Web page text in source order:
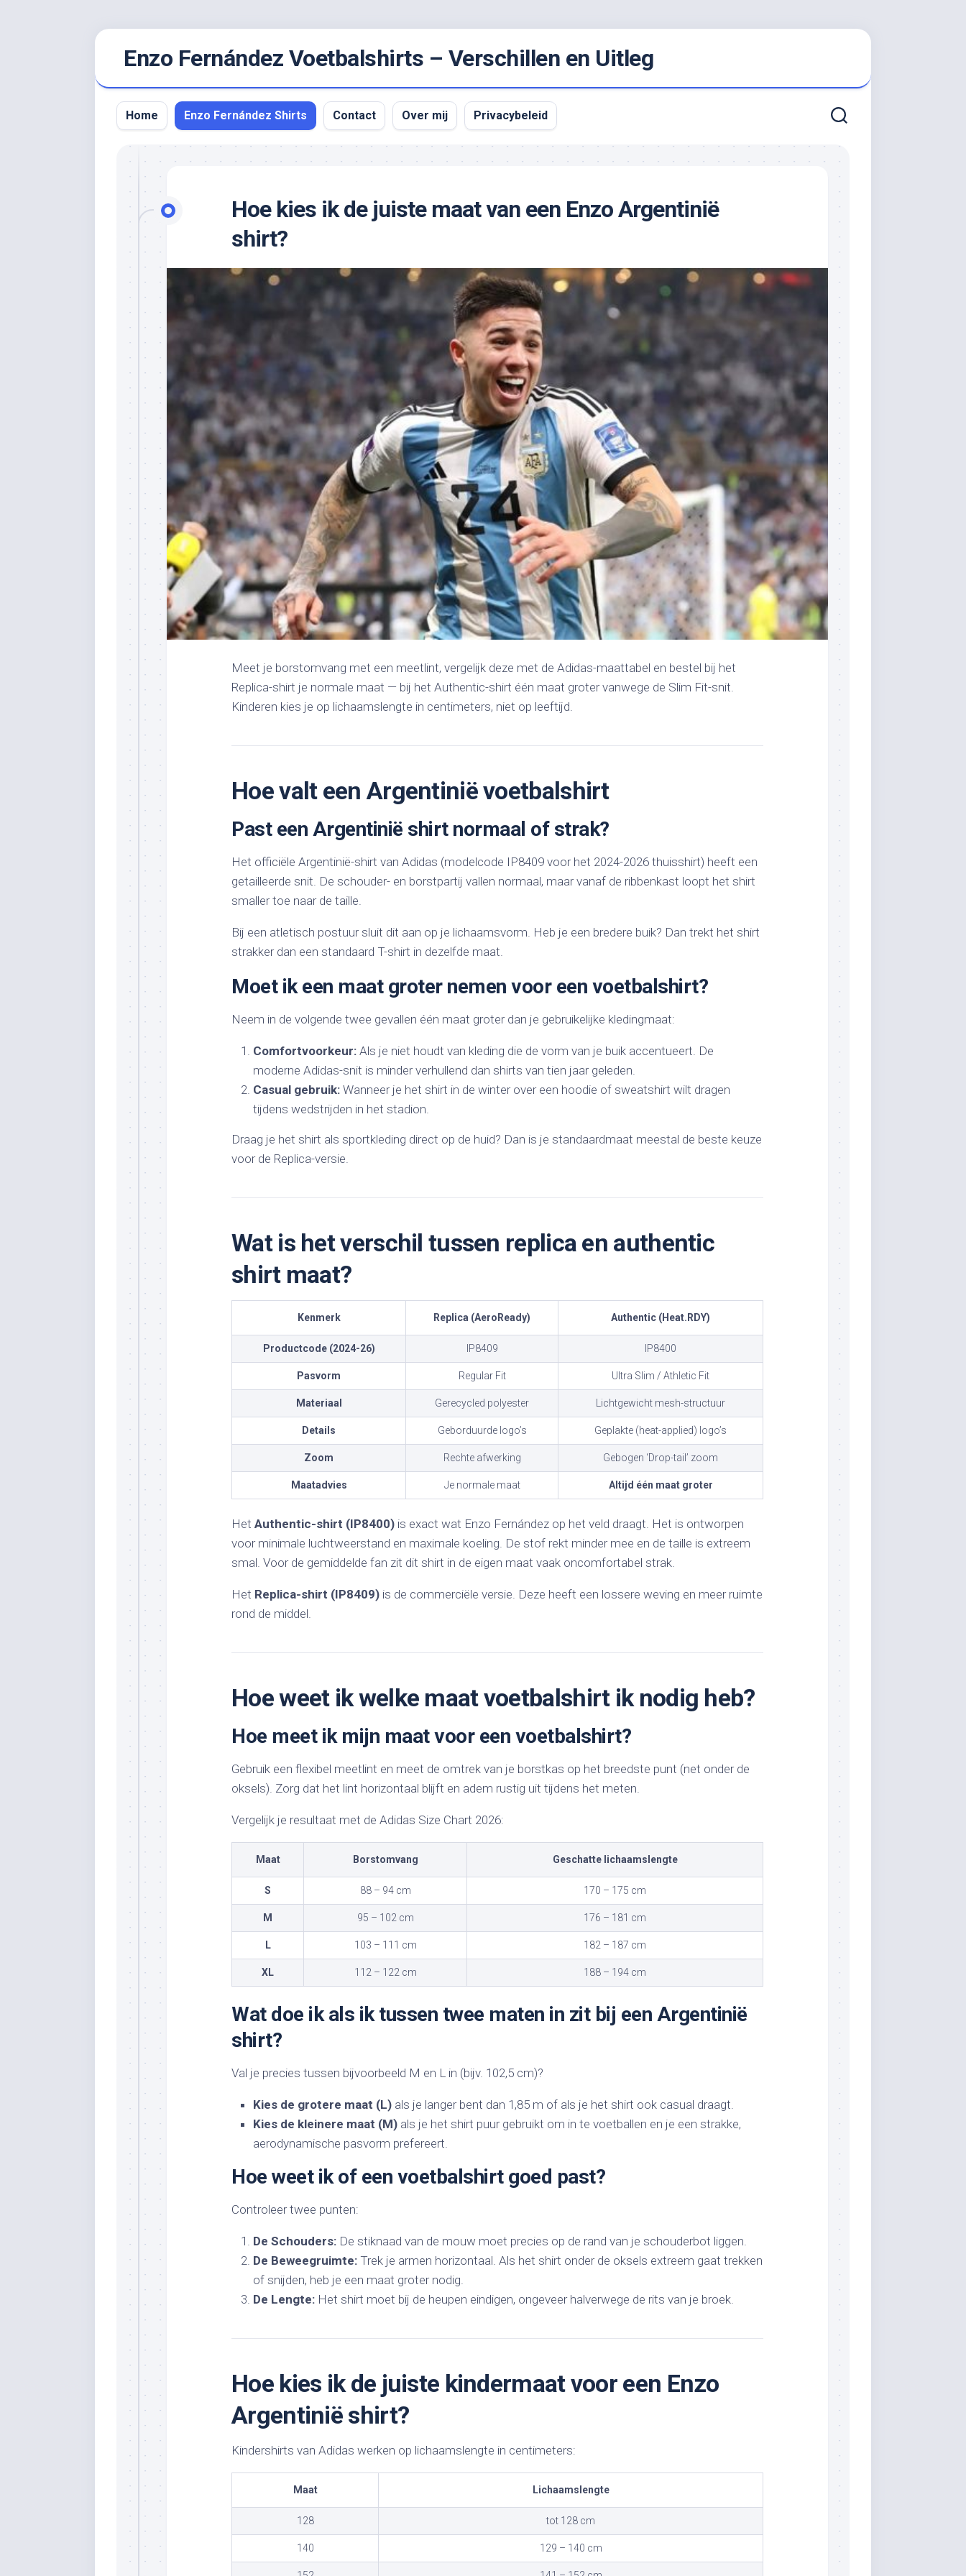
Enzo Fernández Voetbalshirts – Verschillen en Uitleg
Home Enzo Fernández Shirts Contact Over mij Privacybeleid
Hoe kies ik de juiste maat van een Enzo Argentinië
shirt?
Meet je borstomvang met een meetlint, vergelijk deze met de Adidas-maattabel en bestel bij het
Replica-shirt je normale maat — bij het Authentic-shirt één maat groter vanwege de Slim Fit-snit.
Kinderen kies je op lichaamslengte in centimeters, niet op leeftijd.
Hoe valt een Argentinië voetbalshirt
Past een Argentinië shirt normaal of strak?
Het officiële Argentinië-shirt van Adidas (modelcode IP8409 voor het 2024-2026 thuisshirt) heeft een
getailleerde snit. De schouder- en borstpartij vallen normaal, maar vanaf de ribbenkast loopt het shirt
smaller toe naar de taille.
Bij een atletisch postuur sluit dit aan op je lichaamsvorm. Heb je een bredere buik? Dan trekt het shirt
strakker dan een standaard T-shirt in dezelfde maat.
Moet ik een maat groter nemen voor een voetbalshirt?
Neem in de volgende twee gevallen één maat groter dan je gebruikelijke kledingmaat:
Comfortvoorkeur: Als je niet houdt van kleding die de vorm van je buik accentueert. De
moderne Adidas-snit is minder verhullend dan shirts van tien jaar geleden.
Casual gebruik: Wanneer je het shirt in de winter over een hoodie of sweatshirt wilt dragen
tijdens wedstrijden in het stadion.
Draag je het shirt als sportkleding direct op de huid? Dan is je standaardmaat meestal de beste keuze
voor de Replica-versie.
Wat is het verschil tussen replica en authentic
shirt maat?
Kenmerk Replica (AeroReady) Authentic (Heat.RDY)
Productcode (2024-26) IP8409 IP8400
Pasvorm Regular Fit Ultra Slim / Athletic Fit
Materiaal Gerecycled polyester Lichtgewicht mesh-structuur
Details Geborduurde logo’s Geplakte (heat-applied) logo’s
Zoom Rechte afwerking Gebogen ‘Drop-tail’ zoom
Maatadvies Je normale maat Altijd één maat groter
Het Authentic-shirt (IP8400) is exact wat Enzo Fernández op het veld draagt. Het is ontworpen
voor minimale luchtweerstand en maximale koeling. De stof rekt minder mee en de taille is extreem
smal. Voor de gemiddelde fan zit dit shirt in de eigen maat vaak oncomfortabel strak.
Het Replica-shirt (IP8409) is de commerciële versie. Deze heeft een lossere weving en meer ruimte
rond de middel.
Hoe weet ik welke maat voetbalshirt ik nodig heb?
Hoe meet ik mijn maat voor een voetbalshirt?
Gebruik een flexibel meetlint en meet de omtrek van je borstkas op het breedste punt (net onder de
oksels). Zorg dat het lint horizontaal blijft en adem rustig uit tijdens het meten.
Vergelijk je resultaat met de Adidas Size Chart 2026:
Maat Borstomvang Geschatte lichaamslengte
S 88 – 94 cm 170 – 175 cm
M 95 – 102 cm 176 – 181 cm
L 103 – 111 cm 182 – 187 cm
XL 112 – 122 cm 188 – 194 cm
Wat doe ik als ik tussen twee maten in zit bij een Argentinië
shirt?
Val je precies tussen bijvoorbeeld M en L in (bijv. 102,5 cm)?
Kies de grotere maat (L) als je langer bent dan 1,85 m of als je het shirt ook casual draagt.
Kies de kleinere maat (M) als je het shirt puur gebruikt om in te voetballen en je een strakke,
aerodynamische pasvorm prefereert.
Hoe weet ik of een voetbalshirt goed past?
Controleer twee punten:
De Schouders: De stiknaad van de mouw moet precies op de rand van je schouderbot liggen.
De Beweegruimte: Trek je armen horizontaal. Als het shirt onder de oksels extreem gaat trekken
of snijden, heb je een maat groter nodig.
De Lengte: Het shirt moet bij de heupen eindigen, ongeveer halverwege de rits van je broek.
Hoe kies ik de juiste kindermaat voor een Enzo
Argentinië shirt?
Kindershirts van Adidas werken op lichaamslengte in centimeters:
Maat Lichaamslengte
128 tot 128 cm
140 129 – 140 cm